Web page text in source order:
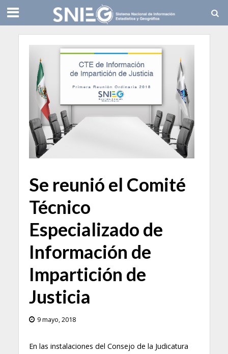
Se reunió el Comité
Técnico
Especializado de
Información de
Impartición de
Justicia
9 mayo, 2018
En las instalaciones del Consejo de la Judicatura